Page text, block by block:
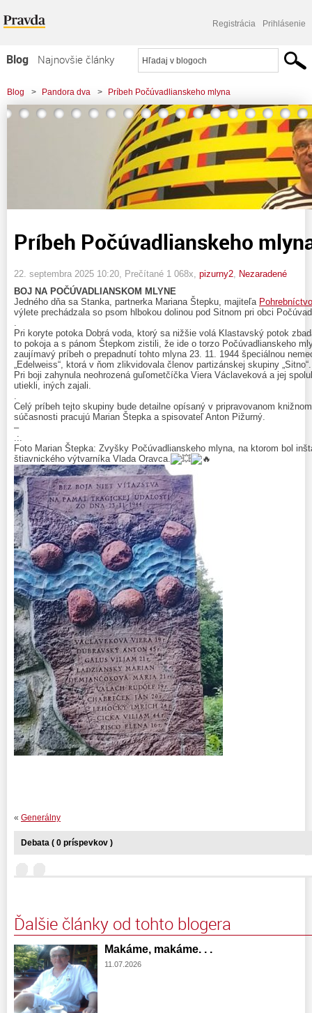
Registrácia Prihlásenie
Blog
Najnovšie články
Najčítanejšie články
Najkomentovanejšie články
Blog > Pandora dva > Príbeh Počúvadlianskeho mlyna
Príbeh Počúvadlianskeho
22. septembra 2025 10:20 , Prečítané 1 068x, pizurny2 Nezaradené
BOJ NA POČÚVADLIANSKOM MLYNE
Jedného dňa sa Stanka, partnerka Mariana Štepku, majiteľa
výlete prechádzala so psom hlbokou dolinou pod Sitnom pri obci
Pri koryte potoka Dobrá voda, ktorý sa nižšie volá Klastavský potok
to pokoja a s pánom Štepkom zistili, že ide o torzo Počúvadlianskeho
zaujímavý príbeh o prepadnutí tohto mlyna 23. 11. 1944 špeciálnou
„Edelweiss“, ktorá v ňom zlikvidovala členov partizánskej skupiny
Pri boji zahynula neohrozená guľometčíčka Viera Václaveková a jej
utiekli, iných zajali.
Celý príbeh tejto skupiny bude detailne opísaný v pripravovanom
súčasnosti pracujú Marian Štepka a spisovateľ Anton Pižurný.
–
.:.
Foto Marian Štepka: Zvyšky Počúvadlianskeho mlyna, na ktorom bol
štiavnického výtvarníka Vlada Oravca.
« Generálny
Debata ( 0 príspevkov )
Ďalšie články od tohto blogera
Makáme, makáme. . .
11.07.2026